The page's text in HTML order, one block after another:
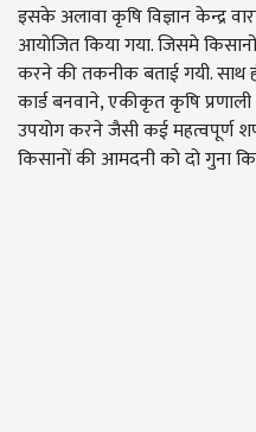
इसके अलावा कृषि विज्ञान केन्द्र
आयोजित किया गया. जिसमे
करने की तकनीक बताई गयी. साथ
कार्ड बनवाने, एकीकृत कृषि
उपयोग करने जैसी कई महत्वपूर्ण
किसानों की आमदनी को दो गुना